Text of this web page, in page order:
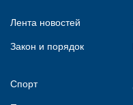
Лента новостей
Закон и порядок
Спорт